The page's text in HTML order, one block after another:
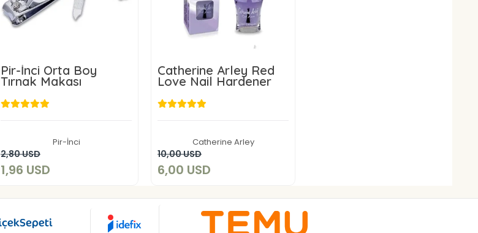
Pir-İnci Orta Boy
Tırnak Makası
Pir-İnci
2,80 USD
1,96 USD
Catherine Arley Red
Love Nail Hardener
Catherine Arley
10,00 USD
6,00 USD